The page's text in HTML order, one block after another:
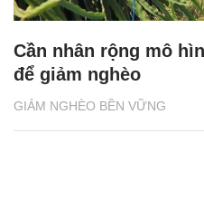
GIẢM NGHÈO BỀN VỮNG
Cần nhân rộng mô
để giảm nghèo